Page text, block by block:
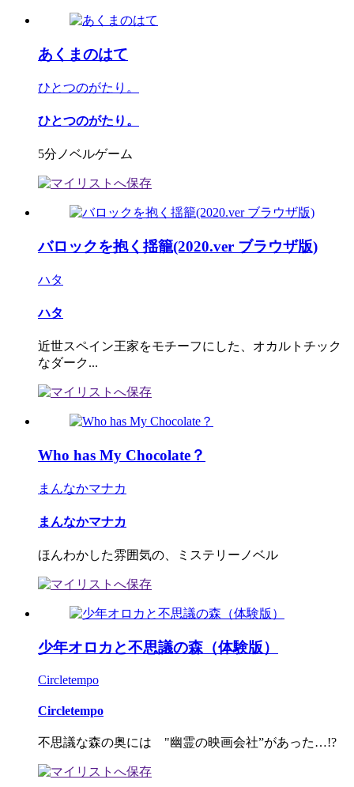
あくまのはて
ひとつのがたり。
ひとつのがたり。
5分ノベルゲーム
バロックを抱く揺籠(2020.ver ブラウザ版)
ハタ
ハタ
近世スペイン王家をモチーフにした、オカルトチック
なダーク...
Who has My Chocolate？
まんなかマナカ
まんなかマナカ
ほんわかした雰囲気の、ミステリーノベル
少年オロカと不思議の森（体験版）
Circletempo
Circletempo
不思議な森の奥には "幽霊の映画会社”があった…!?